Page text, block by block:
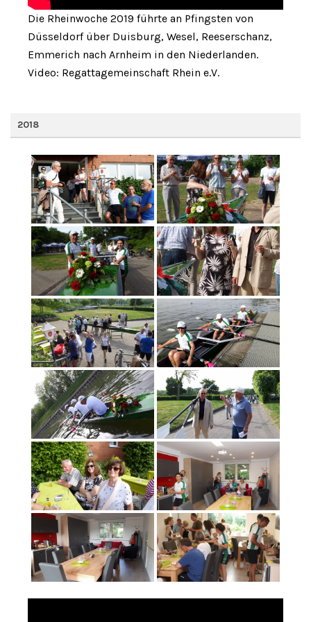
Die Rheinwoche 2019 führte an Pfingsten von
Düsseldorf über Duisburg, Wesel, Reeserschanz,
Emmerich nach Arnheim in den Niederlanden.
Video: Regattagemeinschaft Rhein e.V.
2018